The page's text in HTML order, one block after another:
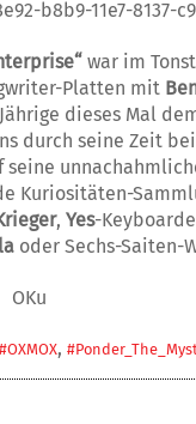
b8b9-11e7-8137-
war im
Platten mit
dieses Mal
durch seine Zeit
Kuriositäten-
, Yes-
oder Sechs-Saiten-
#OXMOX,